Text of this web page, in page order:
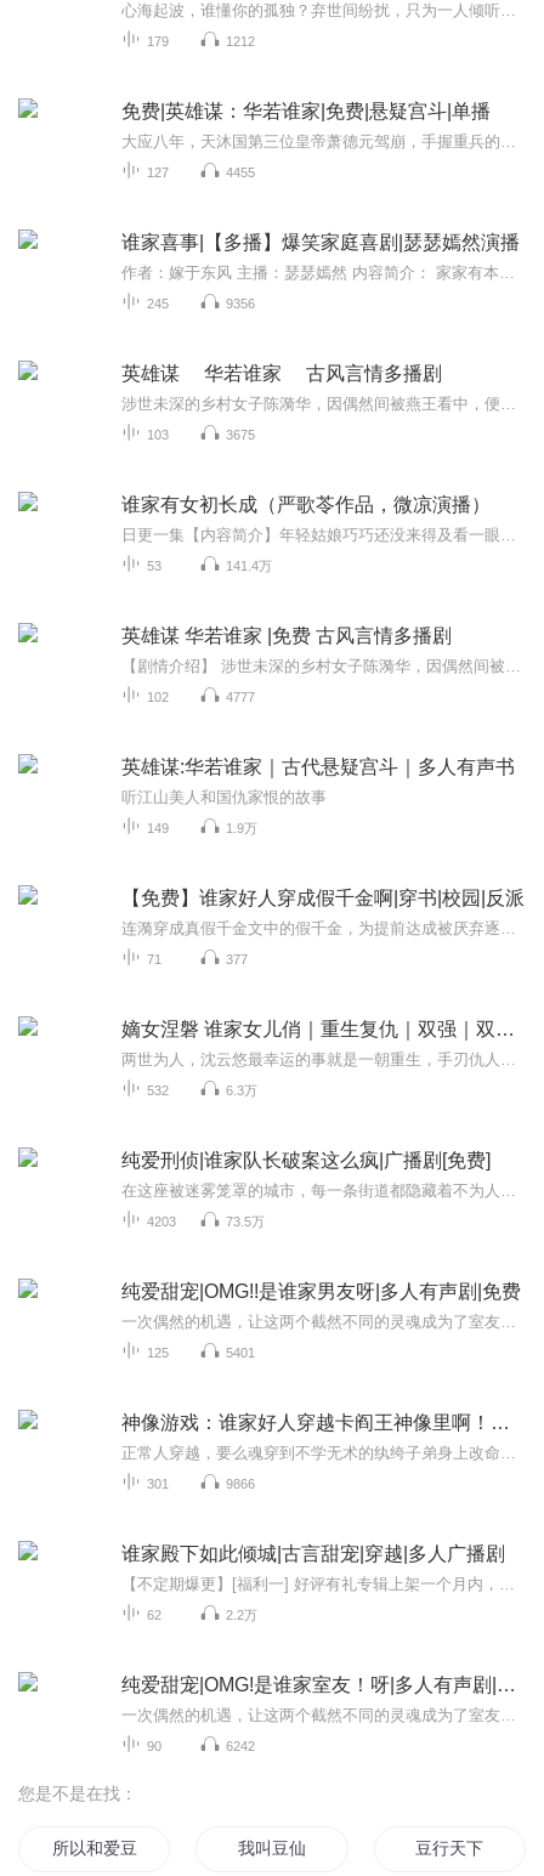
179 1212
免费|英雄谋：华若谁家|免费|悬疑宫斗|单播
127 4455
谁家喜事|【多播】爆笑家庭喜剧|瑟瑟嫣然演播
245 9356
英雄谋 华若谁家 古风言情多播剧
103 3675
谁家有女初长成（严歌苓作品，微凉演播）
53 141.4万
英雄谋 华若谁家 |免费 古风言情多播剧
102 4777
英雄谋:华若谁家｜古代悬疑宫斗｜多人有声书
听江山美人和国仇家恨的故事
149 1.9万
【免费】谁家好人穿成假千金啊|穿书|校园|反派
71 377
嫡女涅磐 谁家女儿俏｜重生复仇｜双强｜双向奔赴
532 6.3万
纯爱刑侦|谁家队长破案这么疯|广播剧[免费]
4203 73.5万
纯爱甜宠|OMG!!是谁家男友呀|多人有声剧|免费
125 5401
神像游戏：谁家好人穿越卡阎王神像里啊！【爆爽搞笑】
301 9866
谁家殿下如此倾城|古言甜宠|穿越|多人广播剧
62 2.2万
纯爱甜宠|OMG!是谁家室友！呀|多人有声剧|免费
90 6242
您是不是在找：
所以和爱豆恋爱啦 我叫豆仙 豆行天下